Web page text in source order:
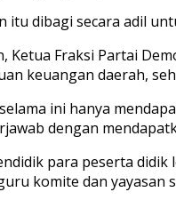
dibagi secara adil
Fraksi Partai
keuangan daerah,
ini hanya
dengan
para peserta
komite dan yayasan